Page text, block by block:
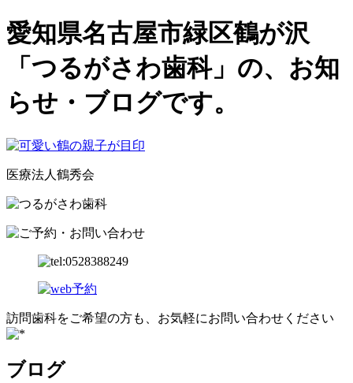
愛知県名古屋市緑区鶴が沢
「つるがさわ歯科」の、お知
らせ・ブログです。
医療法人鶴秀会
訪問歯科をご希望の方も、お気軽にお問い合わせください
ブログ